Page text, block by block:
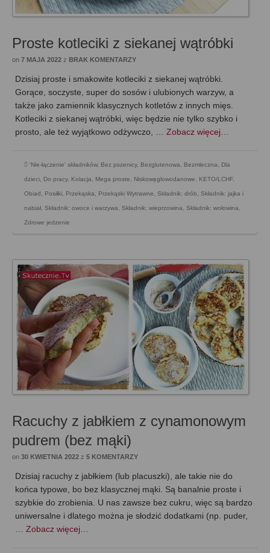
Proste kotleciki z siekanej wątróbki
on 7 MAJA 2022 z BRAK KOMENTARZY
Dzisiaj proste i smakowite kotleciki z siekanej wątróbki.
Gorące, soczyste, super do sosów i ulubionych warzyw, a
także jako zamiennik klasycznych kotletów z innych mięs.
Kotleciki z siekanej wątróbki, więc będzie nie tylko szybko i
prosto, ale też wyjątkowo odżywczo, … Zobacz więcej…
'Nie-łączenie' składników, Bez pszenicy, Bezglutenowa, Bezmleczna, Dla
dzieci, Do pracy, Kolacja, Mega proste, Niskowęglowodanowe, KETO/LCHF,
Obiad, Posiłki, Przekąska, Przekąski Wytrawne, Składnik: drób, Składnik: jajka i
nabiał, Składnik: owoce i warzywa, Składnik: wieprzowina, Składnik: wołowina,
Zdrowe jedzenie
Racuchy z jabłkiem z cynamonowym
pudrem (bez mąki)
on 30 KWIETNIA 2022 z 5 KOMENTARZY
Dzisiaj racuchy z jabłkiem (lub placuszki), ale takie nie do
końca typowe, bo bez klasycznej mąki. Są banalnie proste i
szybkie do zrobienia. U nas zawsze bez cukru, więc są bardzo
uniwersalne i dlatego można je słodzić dodatkami (np. puder,
… Zobacz więcej…